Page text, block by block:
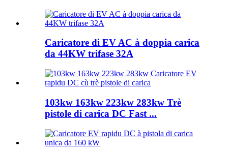
Caricatore di EV AC à doppia carica
da 44KW trifase 32A
103kw 163kw 223kw 283kw Trè
pistole di carica DC Fast ...